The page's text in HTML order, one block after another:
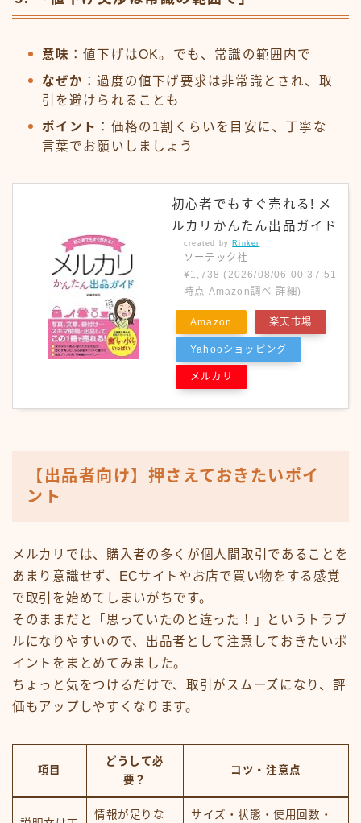
意味 ：値下げはOK。でも、常識の範囲内で
なぜか ：過度の値下げ要求は非常識とされ、取
引を避けられることも
ポイント ：価格の1割くらいを目安に、丁寧な
言葉でお願いしましょう
初心者でもすぐ売れる! メ
ルカリかんたん出品ガイド
created by Rinker
ソーテック社
¥1,738 (2026/08/06 00:37:51
時点 Amazon調べ-詳細)
Amazon 楽天市場
Yahooショッピング
メルカリ
【出品者向け】押さえておきたいポイ
ント
メルカリでは、購入者の多くが個人間取引であることを
あまり意識せず、ECサイトやお店で買い物をする感覚
で取引を始めてしまいがちです。
そのままだと「思っていたのと違った！」というトラブ
ルになりやすいので、出品者として注意しておきたいポ
イントをまとめてみました。
ちょっと気をつけるだけで、取引がスムーズになり、評
価もアップしやすくなります。
項目
どうして必
要？
コツ・注意点
情報が足りな サイズ・状態・使用回数・